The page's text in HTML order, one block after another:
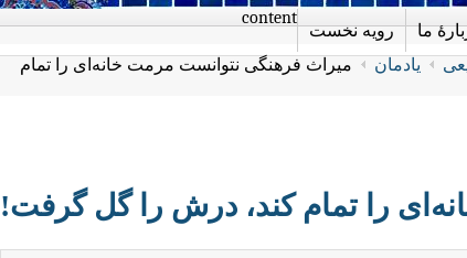
رویه نخست ما
content
یادمان
میراث فرهنگی نتوانست مرمت خانه‌ای را تمام
را تمام کند، درش را گل گرفت!